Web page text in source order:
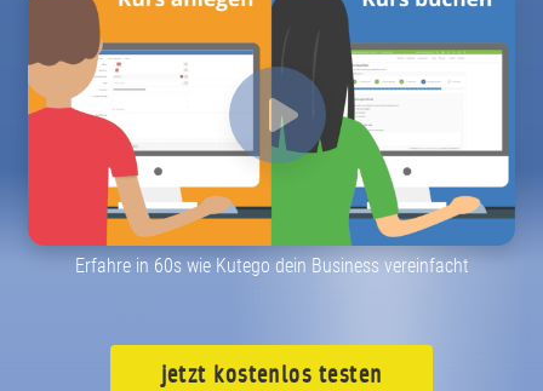
Erfahre in 60s wie Kutego dein Business vereinfacht
jetzt kostenlos testen